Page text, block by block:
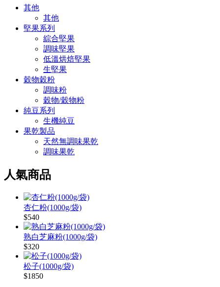
其他
其他
堅果系列
綜合堅果
調味堅果
低溫烘焙堅果
生堅果
穀物穀粉
調味粉
穀物/穀物粉
純豆系列
生機純豆
果乾製品
天然無調味果乾
調味果乾
人氣商品
杏仁粉(1000g/袋)
$540
熟白芝麻粉(1000g/袋)
$320
松子(1000g/袋)
$1850